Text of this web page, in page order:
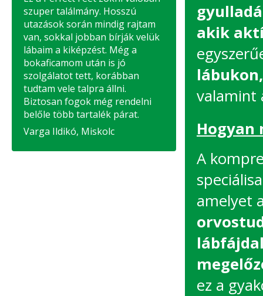
szuper találmány. Hosszú
utazások során mindig rajtam
van, sokkal jobban bírják velük
lábaim a kiképzést. Még a
bokaficamom után is jó
szolgálatot tett, korábban
tudtam vele talpra állni.
Biztosan fogok még rendelni
belőle több tartalék párat.
Varga Ildikó, Miskolc
akik
lábukon,
valamint
Hogyan
A
amelyet
ez a